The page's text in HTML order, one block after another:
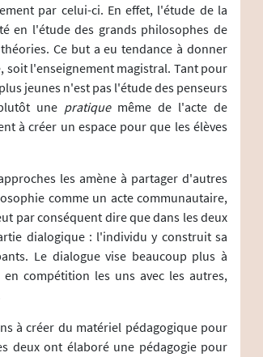
par celui-ci. En effet, l'étude de la
en l'étude des grands philosophes de
Ce but a eu tendance à donner
soit l'enseignement magistral. Tant pour
jeunes n'est pas l'étude des penseurs
une pratique même de l'acte de
à créer un espace pour que les élèves
les amène à partager d'autres
comme un acte communautaire,
par conséquent dire que dans les deux
dialogique : l'individu y construit sa
Le dialogue vise beaucoup plus à
compétition les uns avec les autres,
à créer du matériel pédagogique pour
deux ont élaboré une pédagogie pour